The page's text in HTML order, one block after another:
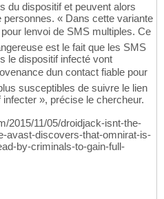
du dispositif et peuvent alors
« Dans cette variante
lenvoi de SMS multiples. Ce
est le fait que les SMS
le dispositif infecté vont
dun contact fiable pour
susceptibles de suivre le lien
», précise le chercheur.
2015/11/05/droidjack-isnt-the-
avast-discovers-that-omnirat-is-
by-criminals-to-gain-full-